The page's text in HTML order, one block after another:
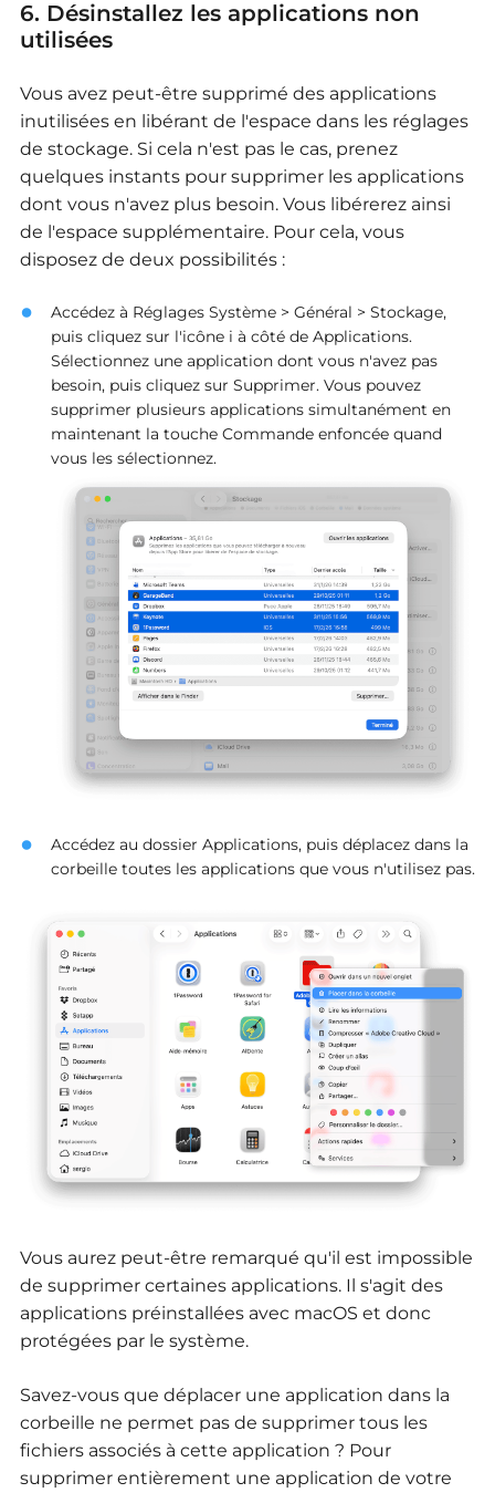
6. Désinstallez les applications non
utilisées
Vous avez peut-être supprimé des applications
inutilisées en libérant de l'espace dans les réglages
de stockage. Si cela n'est pas le cas, prenez
quelques instants pour supprimer les applications
dont vous n'avez plus besoin. Vous libérerez ainsi
de l'espace supplémentaire. Pour cela, vous
disposez de deux possibilités :
Accédez à Réglages Système > Général > Stockage,
puis cliquez sur l'icône i à côté de Applications.
Sélectionnez une application dont vous n'avez pas
besoin, puis cliquez sur Supprimer. Vous pouvez
supprimer plusieurs applications simultanément en
maintenant la touche Commande enfoncée quand
vous les sélectionnez.
Accédez au dossier Applications, puis déplacez dans la
corbeille toutes les applications que vous n'utilisez pas.
Vous aurez peut-être remarqué qu'il est impossible
de supprimer certaines applications. Il s'agit des
applications préinstallées avec macOS et donc
protégées par le système.
Savez-vous que déplacer une application dans la
corbeille ne permet pas de supprimer tous les
fichiers associés à cette application ? Pour
supprimer entièrement une application de votre